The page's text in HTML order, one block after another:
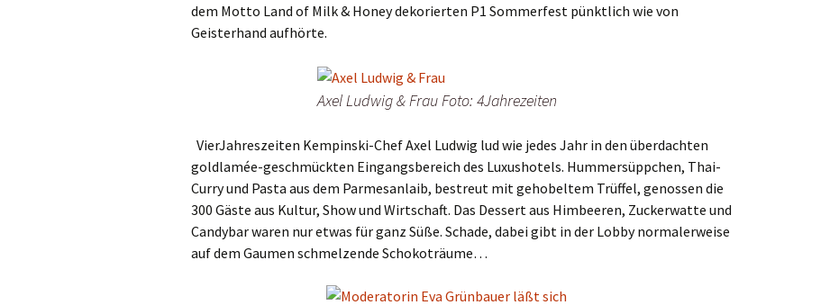
dem Motto Land of Milk & Honey dekorierten P1 Sommerfest pünktlich wie von
Geisterhand aufhörte.
Axel Ludwig & Frau Foto: 4Jahrezeiten
VierJahreszeiten Kempinski-Chef Axel Ludwig lud wie jedes Jahr in den überdachten
goldlamée-geschmückten Eingangsbereich des Luxushotels. Hummersüppchen, Thai-
Curry und Pasta aus dem Parmesanlaib, bestreut mit gehobeltem Trüffel, genossen die
300 Gäste aus Kultur, Show und Wirtschaft. Das Dessert aus Himbeeren, Zuckerwatte und
Candybar waren nur etwas für ganz Süße. Schade, dabei gibt in der Lobby normalerweise
auf dem Gaumen schmelzende Schokoträume…